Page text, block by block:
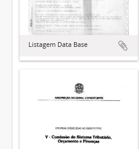
Listagem Data Base